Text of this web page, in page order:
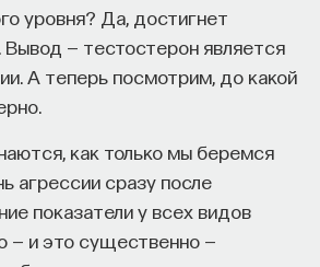
уровня? Да, достигнет
Вывод — тестостерон является
А теперь посмотрим, до какой
как только мы беремся
агрессии сразу после
показатели у всех видов
— и это существенно —